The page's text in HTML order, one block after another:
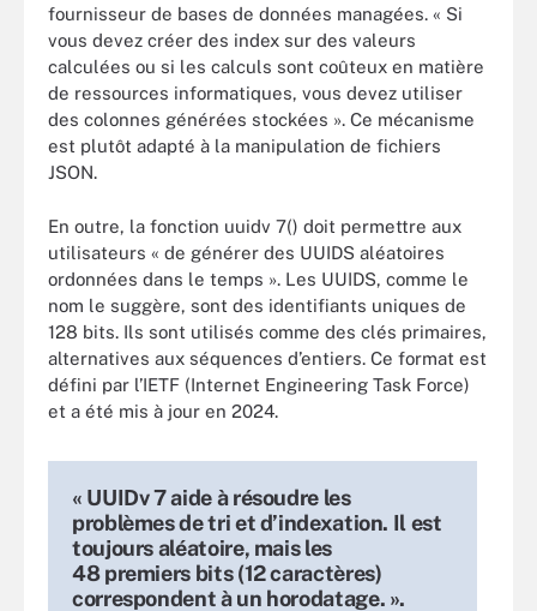
fournisseur de bases de données managées. « Si
vous devez créer des index sur des valeurs
calculées ou si les calculs sont coûteux en matière
de ressources informatiques, vous devez utiliser
des colonnes générées stockées ». Ce mécanisme
est plutôt adapté à la manipulation de fichiers
JSON.
En outre, la fonction uuidv 7() doit permettre aux
utilisateurs « de générer des UUIDS aléatoires
ordonnées dans le temps ». Les UUIDS, comme le
nom le suggère, sont des identifiants uniques de
128 bits. Ils sont utilisés comme des clés primaires,
alternatives aux séquences d’entiers. Ce format est
défini par l’IETF (Internet Engineering Task Force)
et a été mis à jour en 2024.
« UUIDv 7 aide à résoudre les
problèmes de tri et d’indexation. Il est
toujours aléatoire, mais les
48 premiers bits (12 caractères)
correspondent à un horodatage. ».